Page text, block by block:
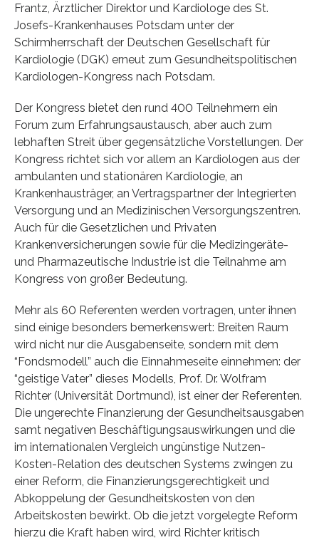
Frantz, Ärztlicher Direktor und Kardiologe des St.
Josefs-Krankenhauses Potsdam unter der
Schirmherrschaft der Deutschen Gesellschaft für
Kardiologie (DGK) erneut zum Gesundheitspolitischen
Kardiologen-Kongress nach Potsdam.
Der Kongress bietet den rund 400 Teilnehmern ein
Forum zum Erfahrungsaustausch, aber auch zum
lebhaften Streit über gegensätzliche Vorstellungen. Der
Kongress richtet sich vor allem an Kardiologen aus der
ambulanten und stationären Kardiologie, an
Krankenhausträger, an Vertragspartner der Integrierten
Versorgung und an Medizinischen Versorgungszentren.
Auch für die Gesetzlichen und Privaten
Krankenversicherungen sowie für die Medizingeräte-
und Pharmazeutische Industrie ist die Teilnahme am
Kongress von großer Bedeutung.
Mehr als 60 Referenten werden vortragen, unter ihnen
sind einige besonders bemerkenswert: Breiten Raum
wird nicht nur die Ausgabenseite, sondern mit dem
“Fondsmodell” auch die Einnahmeseite einnehmen: der
“geistige Vater” dieses Modells, Prof. Dr. Wolfram
Richter (Universität Dortmund), ist einer der Referenten.
Die ungerechte Finanzierung der Gesundheitsausgaben
samt negativen Beschäftigungsauswirkungen und die
im internationalen Vergleich ungünstige Nutzen-
Kosten-Relation des deutschen Systems zwingen zu
einer Reform, die Finanzierungsgerechtigkeit und
Abkoppelung der Gesundheitskosten von den
Arbeitskosten bewirkt. Ob die jetzt vorgelegte Reform
hierzu die Kraft haben wird, wird Richter kritisch